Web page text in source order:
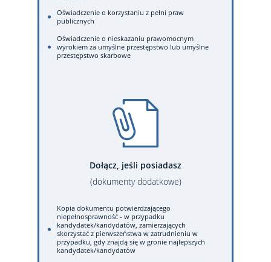
Oświadczenie o korzystaniu z pełni praw
publicznych
Oświadczenie o nieskazaniu prawomocnym
wyrokiem za umyślne przestępstwo lub umyślne
przestępstwo skarbowe
Dołącz, jeśli posiadasz
(dokumenty dodatkowe)
Kopia dokumentu potwierdzającego
niepełnosprawność - w przypadku
kandydatek/kandydatów, zamierzających
skorzystać z pierwszeństwa w zatrudnieniu w
przypadku, gdy znajdą się w gronie najlepszych
kandydatek/kandydatów